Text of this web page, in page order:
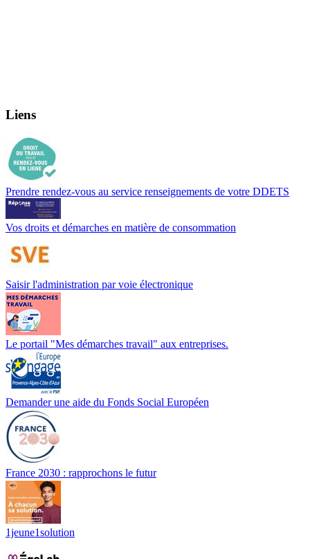
Liens
Prendre rendez-vous au service renseignements de votre DDETS
Vos droits et démarches en matière de consommation
Saisir l'administration par voie électronique
Le portail "Mes démarches travail" aux entreprises.
Demander une aide du Fonds Social Européen
France 2030 : rapprochons le futur
1jeune1solution